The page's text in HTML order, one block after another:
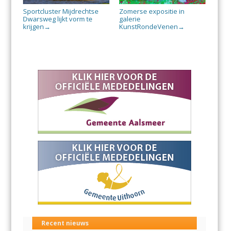
Sportcluster Mijdrechtse
Dwarsweg lijkt vorm te
krijgen →
Zomerse expositie in
galerie
KunstRondeVenen →
Recent nieuws